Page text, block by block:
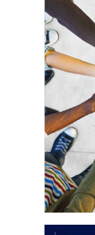
FEUILLETER